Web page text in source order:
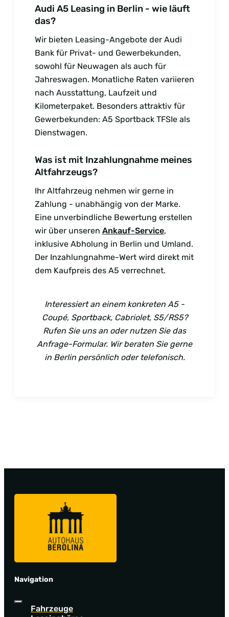
Audi A5 Leasing in Berlin - wie läuft
das?
Wir bieten Leasing-Angebote der Audi
Bank für Privat- und Gewerbekunden,
sowohl für Neuwagen als auch für
Jahreswagen. Monatliche Raten variieren
nach Ausstattung, Laufzeit und
Kilometerpaket. Besonders attraktiv für
Gewerbekunden: A5 Sportback TFSIe als
Dienstwagen.
Was ist mit Inzahlungnahme meines
Altfahrzeugs?
Ihr Altfahrzeug nehmen wir gerne in
Zahlung - unabhängig von der Marke.
Eine unverbindliche Bewertung erstellen
wir über unseren Ankauf-Service,
inklusive Abholung in Berlin und Umland.
Der Inzahlungnahme-Wert wird direkt mit
dem Kaufpreis des A5 verrechnet.
Interessiert an einem konkreten A5 -
Coupé, Sportback, Cabriolet, S5/RS5?
Rufen Sie uns an oder nutzen Sie das
Anfrage-Formular. Wir beraten Sie gerne
in Berlin persönlich oder telefonisch.
Navigation
Fahrzeuge